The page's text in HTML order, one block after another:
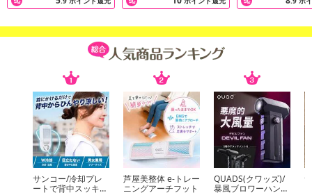
サンコー/冷却プレ
ートで背中スッキリ
芦屋美整体 e-トレー
ニングアーチフット
QUADS(クワッズ)/
暴風ブロワーハンデ